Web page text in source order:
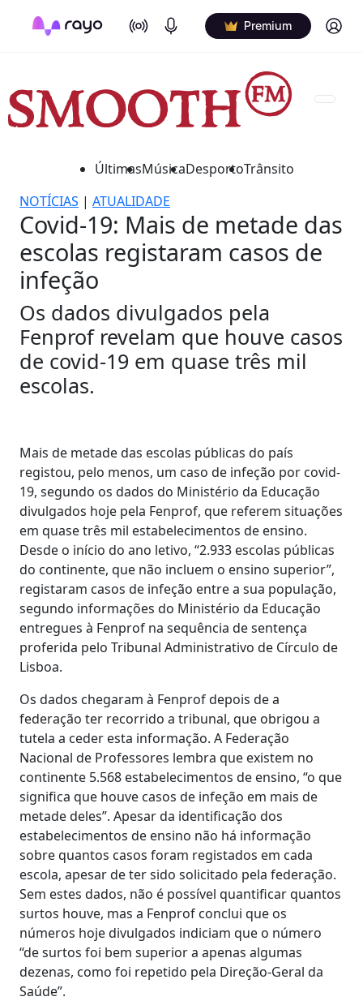
On Air Podcasts Premium Log in
ÚltimasMúsicaDesportoTrânsito
NOTÍCIAS | ATUALIDADE
Covid-19: Mais de metade das
escolas registaram casos de
infeção
Os dados divulgados pela
Fenprof revelam que houve casos
de covid-19 em quase três mil
escolas.
Mais de metade das escolas públicas do país
registou, pelo menos, um caso de infeção por covid-
19, segundo os dados do Ministério da Educação
divulgados hoje pela Fenprof, que referem situações
em quase três mil estabelecimentos de ensino.
Desde o início do ano letivo, “2.933 escolas públicas
do continente, que não incluem o ensino superior”,
registaram casos de infeção entre a sua população,
segundo informações do Ministério da Educação
entregues à Fenprof na sequência de sentença
proferida pelo Tribunal Administrativo de Círculo de
Lisboa.
Os dados chegaram à Fenprof depois de a
federação ter recorrido a tribunal, que obrigou a
tutela a ceder esta informação. A Federação
Nacional de Professores lembra que existem no
continente 5.568 estabelecimentos de ensino, “o que
significa que houve casos de infeção em mais de
metade deles”. Apesar da identificação dos
estabelecimentos de ensino não há informação
sobre quantos casos foram registados em cada
escola, apesar de ter sido solicitado pela federação.
Sem estes dados, não é possível quantificar quantos
surtos houve, mas a Fenprof conclui que os
números hoje divulgados indiciam que o número
“de surtos foi bem superior a apenas algumas
dezenas, como foi repetido pela Direção-Geral da
Saúde”.